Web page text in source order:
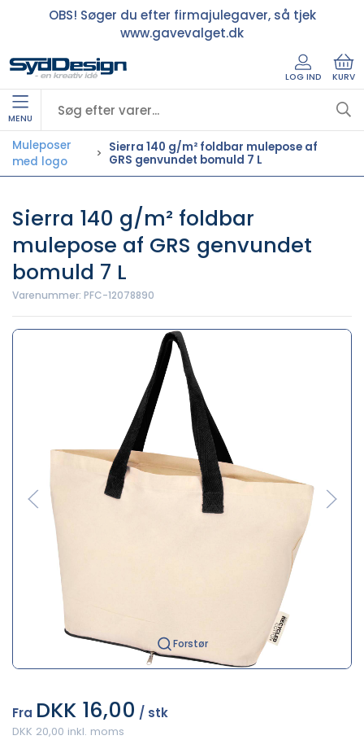
OBS! Søger du efter firmajulegaver, så tjek
www.gavevalget.dk
LOG IND KURV
MENU
Muleposer
med logo
Sierra 140 g/m² foldbar mulepose af
GRS genvundet bomuld 7 L
Sierra 140 g/m² foldbar
mulepose af GRS genvundet
bomuld 7 L
Varenummer: PFC-12078890
Forstør
Fra DKK 16,00 / stk
DKK 20,00 inkl. moms